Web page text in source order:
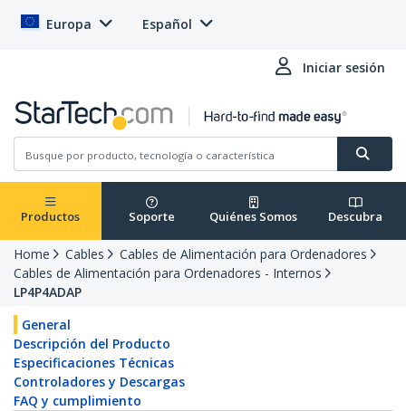
Europa Español
Iniciar sesión
Productos Soporte Quiénes Somos Descubra
Home Cables
Cables de Alimentación para Ordenadores
Cables de Alimentación para Ordenadores - Internos
LP4P4ADAP
General
Descripción del Producto
Especificaciones Técnicas
Controladores y Descargas
FAQ y cumplimiento